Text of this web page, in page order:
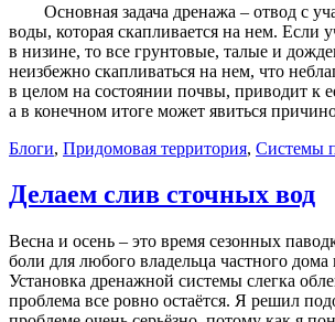
Основная задача дренажа – отвод с
воды, которая скапливается на нем. Если
в низине, то все грунтовые, талые и
неизбежно скапливаться на нем, что
в целом на состоянии почвы, приводит к
а в конечном итоге может явиться
Блоги, Придомовая территория, Системы
Делаем слив сточных вод
Весна и осень – это время сезонных
боли для любого владельца частного дома
Установка дренажной системы слегка
проблема все ровно остаётся. Я решил